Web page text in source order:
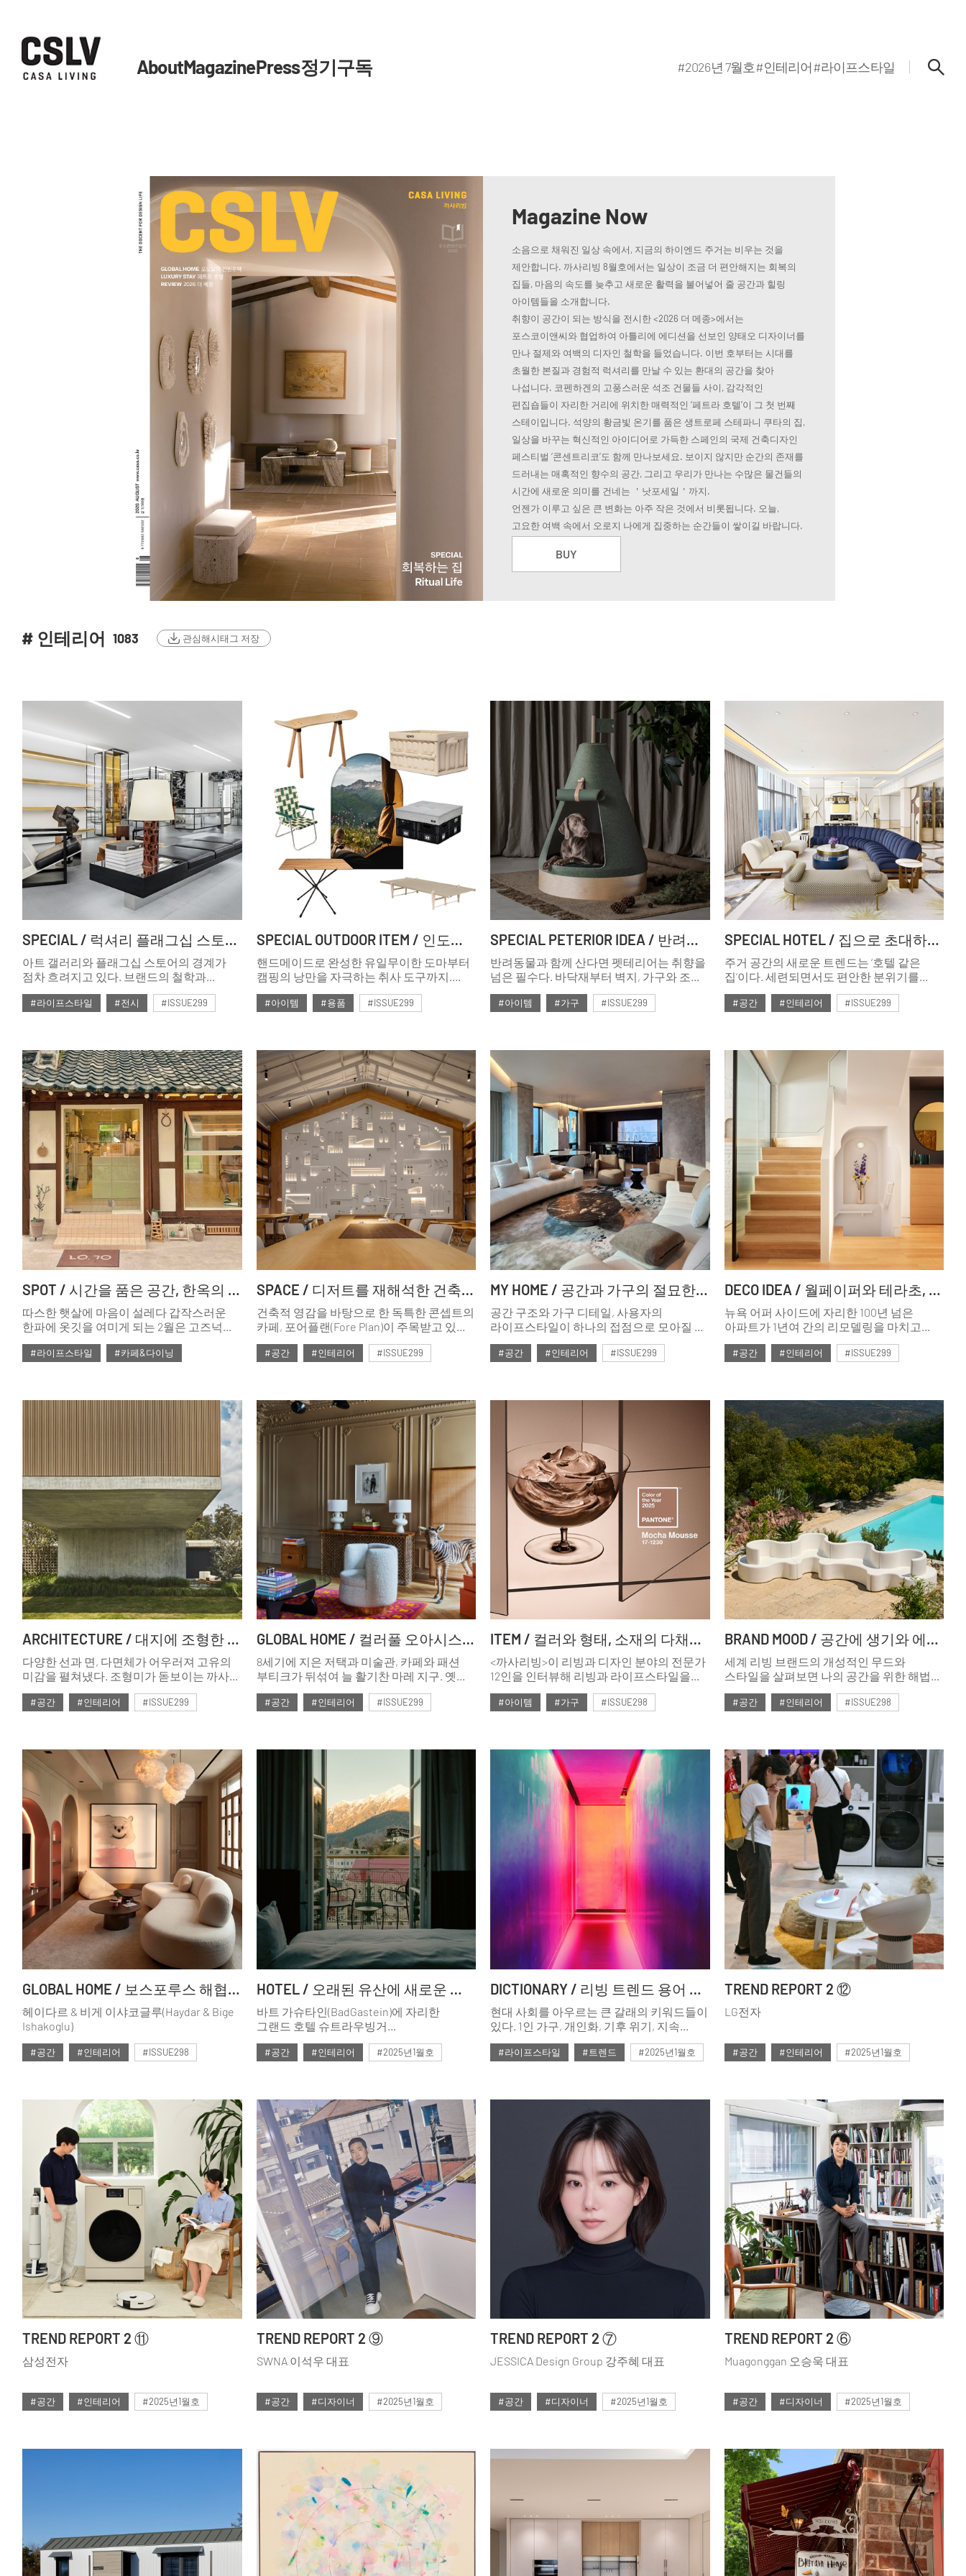
AboutMagazinePress정기구독 #2026년 7월호#인테리어#라이프스타일
Magazine Now
소음으로 채워진 일상 속에서, 지금의 하이엔드 주거는 비우는 것을
제안합니다. 까사리빙 8월호에서는 일상이 조금 더 편안해지는 회복의
집들, 마음의 속도를 늦추고 새로운 활력을 불어넣어 줄 공간과 힐링
아이템들을 소개합니다.
취향이 공간이 되는 방식을 전시한 <2026 더 메종>에서는
포스코이앤씨와 협업하여 아틀리에 에디션을 선보인 양태오 디자이너를
만나 절제와 여백의 디자인 철학을 들었습니다. 이번 호부터는 시대를
초월한 본질과 경험적 럭셔리를 만날 수 있는 환대의 공간을 찾아
나섭니다. 코펜하겐의 고풍스러운 석조 건물들 사이, 감각적인
편집숍들이 자리한 거리에 위치한 매력적인 ‘페트라 호텔’이 그 첫 번째
스테이입니다. 석양의 황금빛 온기를 품은 생트로페 스테파니 쿠타의 집,
일상을 바꾸는 혁신적인 아이디어로 가득한 스페인의 국제 건축디자인
페스티벌 ‘콘센트리코’도 함께 만나보세요. 보이지 않지만 순간의 존재를
드러내는 매혹적인 향수의 공간, 그리고 우리가 만나는 수많은 물건들의
시간에 새로운 의미를 건네는 ＇낫포세일＇까지.
언젠가 이루고 싶은 큰 변화는 아주 작은 것에서 비롯됩니다. 오늘,
고요한 여백 속에서 오로지 나에게 집중하는 순간들이 쌓이길 바랍니다.
BUY
# 인테리어 1083 관심해시태그 저장
SPECIAL / 럭셔리 플래그십 스토어의 재탄생 예술적 공간으로의 진화 ②
아트 갤러리와 플래그십 스토어의 경계가
점차 흐려지고 있다. 브랜드의 철학과
정체성을 느낄 수 있는 문화적 공간으로
진화 중인 플래그십 스토어는 더 이상
디자인하고 예술 작품을 전시해 브랜드가
추구하는 미학적 가치를 전달하고, 소비자와
정서적으로 연결될 수 있는 경험을 제공하는
것이 그 예. 새로운 문화적 경험과 예술적
감동을 제공하는 플랫폼으로 변신한 대표
럭셔리 플래그십 스토어들을 살펴봤다.
#라이프스타일 #전시
#ISSUE299
SPECIAL OUTDOOR ITEM / 인도어에서 즐기는 아웃도어 아이템 ①
핸드메이드로 완성한 유일무이한 도마부터
캠핑의 낭만을 자극하는 취사 도구까지.
아웃도어는 물론 인도어에서도 사랑받는
아이템을 모았다.
#아이템 #용품
#ISSUE299
SPECIAL PETERIOR IDEA / 반려동물 아이템에 깃든 펫테리어 아이디어
반려동물과 함께 산다면 펫테리어는 취향을
넘은 필수다. 바닥재부터 벽지, 가구와 조명,
가전과 식기 등 함께 살아가는 반려동물을
위한 배려가 바탕이기 때문이다. 반려동물과
아이디어를 얻을 수 있을 것이다.
#아이템 #가구
#ISSUE299
SPECIAL HOTEL / 집으로 초대하는 호텔 인테리어 영감 ①
주거 공간의 새로운 트렌드는 ‘호텔 같은
집’이다. 세련되면서도 편안한 분위기를
자아내는 호텔 인테리어는 집 꾸미기의
중요한 원천으로 주목받고 있다. 국내
#공간 #인테리어
#ISSUE299
SPOT / 시간을 품은 공간, 한옥의 재해석
따스한 햇살에 마음이 설레다 갑작스러운
한파에 옷깃을 여미게 되는 2월은 고즈넉한
너머 겨울 풍경을 바라보며 따뜻한 차
전통미와 현대적 감각이 돋보이는 카페를
#라이프스타일
#카페&다이닝
SPACE / 디저트를 재해석한 건축가의 발상
건축적 영감을 바탕으로 한 독특한 콘셉트의
카페, 포어플랜(Fore Plan)이 주목받고 있다.
미학과 아이디어가 스며든 특별한 경험을
#공간 #인테리어
#ISSUE299
MY HOME / 공간과 가구의 절묘한 균형
공간 구조와 가구 디테일, 사용자의
라이프스타일이 하나의 접점으로 모아질 때
진보적인 아름다움을 갖춘 가구 브랜드
#공간 #인테리어
#ISSUE299
DECO IDEA / 월페이퍼와 테라초, 컬러의 시너지
뉴욕 어퍼 사이드에 자리한 100년 넘은
아파트가 1년여 간의 리모델링을 마치고
정돈하고, 아름다운 정원으로 이어지게 만든
#공간 #인테리어
#ISSUE299
ARCHITECTURE / 대지에 조형한 예술 조각
다양한 선과 면, 다면체가 어우러져 고유의
미감을 펼쳐냈다. 조형미가 돋보이는 까사
아라스(Casa Haras)는 공간을 예술로
향유하고자 한 인테리어 디자이너의 집이다.
#공간 #인테리어
#ISSUE299
GLOBAL HOME / 컬러풀 오아시스 티보 피카르(Thibaut Picard)
8세기에 지은 저택과 미술관, 카페와 패션
부티크가 뒤섞여 늘 활기찬 마레 지구. 옛
모습을 잘 간직한 뤼 비에유 뒤 템플(Rue
Vieille du Temple)에 위치한 115m² 규모의
거쳤고, 컬러풀한 개성과 현대성을 갖추게
#공간 #인테리어
#ISSUE299
ITEM / 컬러와 형태, 소재의 다채로운 변주 ③
<까사리빙>이 리빙과 디자인 분야의 전문가
12인을 인터뷰해 리빙과 라이프스타일을
위한 트렌드를 전망했다. 이를 바탕으로
선정한 세 가지 키워드, ‘자연에서 온 물성’,
라이프를 위한 안내서, <까사리빙>의
#아이템 #가구
#ISSUE298
BRAND MOOD / 공간에 생기와 에너지를 더하는 리빙 스타일 제안
세계 리빙 브랜드의 개성적인 무드와
스타일을 살펴보면 나의 공간을 위한 해법을
찾을 수 있다. 독창적인 디자인과 소재,
컬러와 형태로 탄생한 제품과 인테리어
것이다.
#공간 #인테리어
#ISSUE298
GLOBAL HOME / 보스포루스 해협의 집
헤이다르 & 비게 이샤코글루(Haydar & Bige
Ishakoglu)
#공간 #인테리어
#ISSUE298
HOTEL / 오래된 유산에 새로운 럭셔리를 더하다
바트 가슈타인(BadGastein)에 자리한
그랜드 호텔 슈트라우빙거
정점을 상징하는 장소다. 역사 속 건물들을
바탕으로 새로운 스타일을 더한, 오래된
유산의 새로운 변화를 감상한다.
#공간 #인테리어
#2025년1월호
DICTIONARY / 리빙 트렌드 용어 사전
현대 사회를 아우르는 큰 갈래의 키워드들이
있다. 1인 가구, 개인화, 기후 위기, 지속
바탕으로 알아두면 쓸모 있는, 2025년을
#라이프스타일 #트렌드
#2025년1월호
TREND REPORT 2 ⑫
LG전자
#공간 #인테리어
#2025년1월호
TREND REPORT 2 ⑪
삼성전자
#공간 #인테리어
#2025년1월호
TREND REPORT 2 ⑨
SWNA 이석우 대표
#공간 #디자이너
#2025년1월호
TREND REPORT 2 ⑦
JESSICA Design Group 강주혜 대표
#공간 #디자이너
#2025년1월호
TREND REPORT 2 ⑥
Muagonggan 오승욱 대표
#공간 #디자이너
#2025년1월호